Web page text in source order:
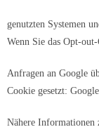
genutzten Systemen
Wenn Sie das Opt-
Anfragen an Google
Cookie gesetzt:
Nähere Informationen